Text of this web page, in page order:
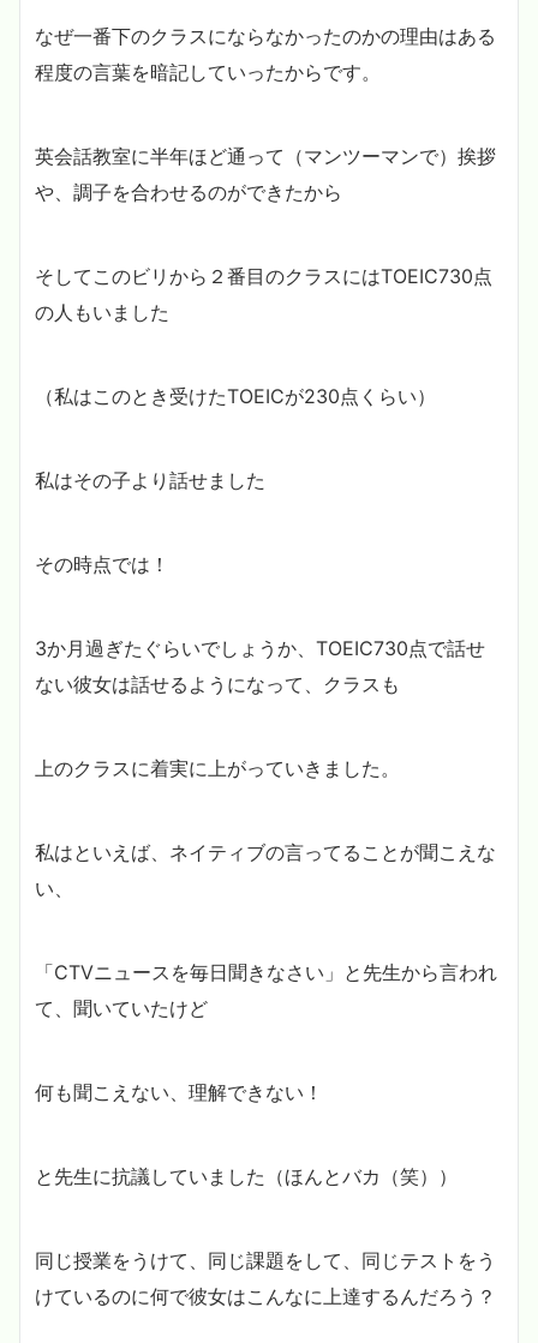
なぜ一番下のクラスにならなかったのかの理由はある
程度の言葉を暗記していったからです。
英会話教室に半年ほど通って（マンツーマンで）挨拶
や、調子を合わせるのができたから
そしてこのビリから２番目のクラスにはTOEIC730点
の人もいました
（私はこのとき受けたTOEICが230点くらい）
私はその子より話せました
その時点では！
3か月過ぎたぐらいでしょうか、TOEIC730点で話せ
ない彼女は話せるようになって、クラスも
上のクラスに着実に上がっていきました。
私はといえば、ネイティブの言ってることが聞こえな
い、
「CTVニュースを毎日聞きなさい」と先生から言われ
て、聞いていたけど
何も聞こえない、理解できない！
と先生に抗議していました（ほんとバカ（笑））
同じ授業をうけて、同じ課題をして、同じテストをう
けているのに何で彼女はこんなに上達するんだろう？